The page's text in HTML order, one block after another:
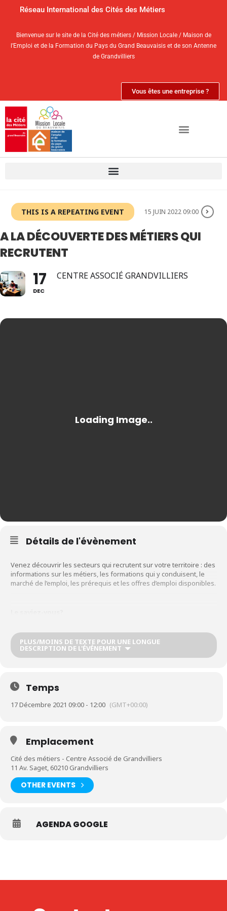
Réseau International des Cités des Métiers
Bienvenue sur le site de la Cité des métiers / Mission Locale / Maison de
l’Emploi et de la Formation du Pays du Grand Beauvaisis et de son Antenne
de Grandvilliers
Vous êtes une entreprise ?
THIS IS A REPEATING EVENT 15 JUIN 2022 09:00
A LA DÉCOUVERTE DES MÉTIERS QUI
RECRUTENT
17
DEC
CENTRE ASSOCIÉ GRANDVILLIERS
Détails de l'évènement
Venez découvrir les secteurs qui recrutent sur votre territoire : des
informations sur les métiers, les formations qui y conduisent, le
marché de l’emploi, les prérequis et les offres d’emploi disponibles.
La Communauté de communes de la Picardie Verte propose, via
une interface propulsée par le moteur Jobijoba, toutes les offres
d’emploi, de stages, de contrats, sur le territoire afin de répondre
PLUS/MOINS DE TEXTE POUR UNE LONGUE
DESCRIPTION DE L'ÉVÉNEMENT
Temps
17 Décembre 2021 09:00 - 12:00 (GMT+00:00)
Emplacement
Cité des métiers - Centre Associé de Grandvilliers
11 Av. Saget, 60210 Grandvilliers
OTHER EVENTS
AGENDA GOOGLE